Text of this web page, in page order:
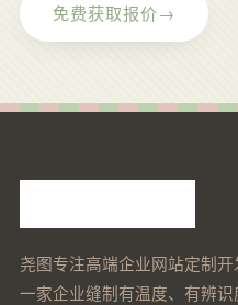
免费获取报价→
尧图专注高端企业网站定制
一家企业缝制有温度、有辨识